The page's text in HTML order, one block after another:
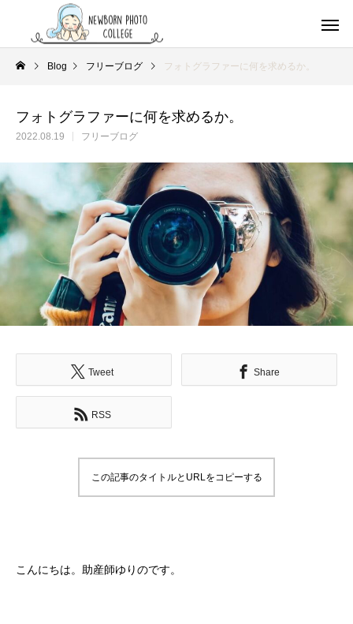
Blog フリーブログ フォトグラファーに何を求めるか。
フォトグラファーに何を求めるか。
2022.08.19 フリーブログ
Tweet Share
RSS
この記事のタイトルとURLをコピーする
こんにちは。助産師ゆりのです。